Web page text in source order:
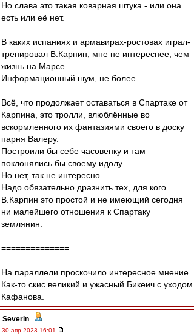
Но слава это такая коварная штука - или она
есть или её нет.
В каких испаниях и армавирах-ростовах играл-
тренировал В.Карпин, мне не интереснее, чем
жизнь на Марсе.
Информационный шум, не более.
Всё, что продолжает оставаться в Спартаке от
Карпина, это тролли, влюблённые во
вскормленного их фантазиями своего в доску
парня Валеру.
Построили бы себе часовенку и там
поклонялись бы своему идолу.
Но нет, так не интересно.
Надо обязательно дразнить тех, для кого
В.Карпин это простой и не имеющий сегодня
ни малейшего отношения к Спартаку
землянин.
==============
На параллели проскочило интересное мнение.
Как-то скис великий и ужасный Бикеич с уходом
Кафанова.
Severin -
30 апр 2023 16:01